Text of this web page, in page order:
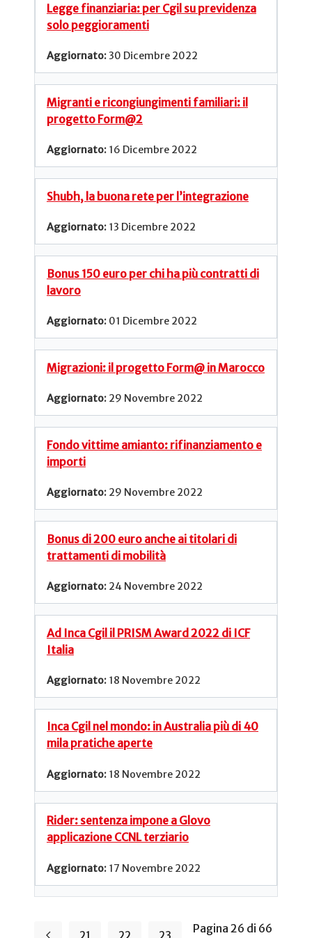
Legge finanziaria: per Cgil su previdenza
solo peggioramenti
30 Dicembre 2022
Migranti e ricongiungimenti familiari: il
progetto Form@2
16 Dicembre 2022
Shubh, la buona rete per l’integrazione
13 Dicembre 2022
Bonus 150 euro per chi ha più contratti di
lavoro
01 Dicembre 2022
Migrazioni: il progetto Form@ in Marocco
29 Novembre 2022
Fondo vittime amianto: rifinanziamento e
importi
29 Novembre 2022
Bonus di 200 euro anche ai titolari di
trattamenti di mobilità
24 Novembre 2022
Ad Inca Cgil il PRISM Award 2022 di ICF
Italia
18 Novembre 2022
Inca Cgil nel mondo: in Australia più di 40
mila pratiche aperte
18 Novembre 2022
Rider: sentenza impone a Glovo
applicazione CCNL terziario
17 Novembre 2022
Pagina 26 di 66